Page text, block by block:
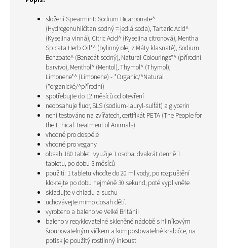
složení Spearmint: Sodium Bicarbonate^
(Hydrogenuhličitan sodný = jedlá soda), Tartaric Acid^
(Kyselina vinná), Citric Acid^ (Kyselina citronová), Mentha
Spicata Herb Oil*^ (bylinný olej z Máty klasnaté), Sodium
Benzoate^ (Benzoát sodný), Natural Colourings*^ (přírodní
barvivo), Menthol^ (Mentol), Thymol^ (Thymol),
Limonene*^ (Limonene) - *Organic/^Natural
(*organické/^přírodní)
spotřebujte do 12 měsíců od otevření
neobsahuje fluor, SLS (sodium-lauryl-sulfát) a glycerin
není testováno na zvířatech, certifikát PETA (The People for
the Ethical Treatment of Animals)
vhodné pro dospělé
vhodné pro vegany
obsah 180 tablet: využije 1 osoba, dvakrát denně 1
tabletu, po dobu 3 měsíců
použití: 1 tabletu vhoďte do 20 ml vody, po rozpuštění
kloktejte po dobu nejméně 30 sekund, poté vyplivněte
skladujte v chladu a suchu
uchovávejte mimo dosah dětí.
vyrobeno a baleno ve Velké Británii
baleno v recyklovatelné skleněné nádobě s hliníkovým
šroubovatelným víčkem a kompostovatelné krabičce, na
potisk je použitý rostlinný inkoust